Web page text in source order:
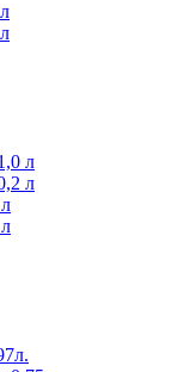
л
л